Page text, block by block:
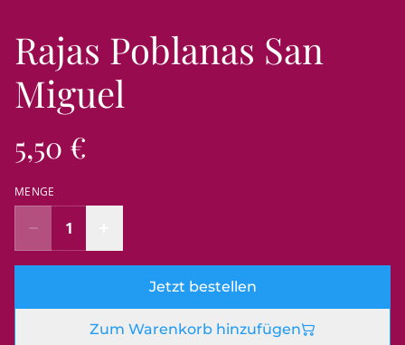
Rajas Poblanas San
Miguel
5,50 €
MENGE
Jetzt bestellen
Zum Warenkorb hinzufügen